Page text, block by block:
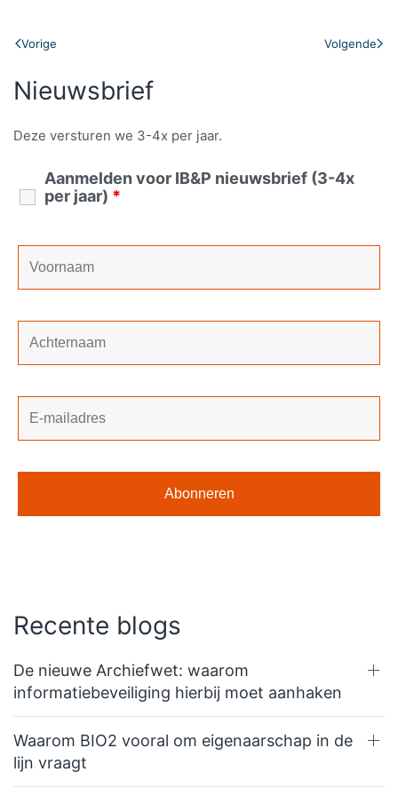
Vorige Volgende
Nieuwsbrief
Deze versturen we 3-4x per jaar.
Aanmelden voor IB&P nieuwsbrief (3-4x
per jaar) *
Recente blogs
De nieuwe Archiefwet: waarom
informatiebeveiliging hierbij moet aanhaken
Waarom BIO2 vooral om eigenaarschap in de
lijn vraagt